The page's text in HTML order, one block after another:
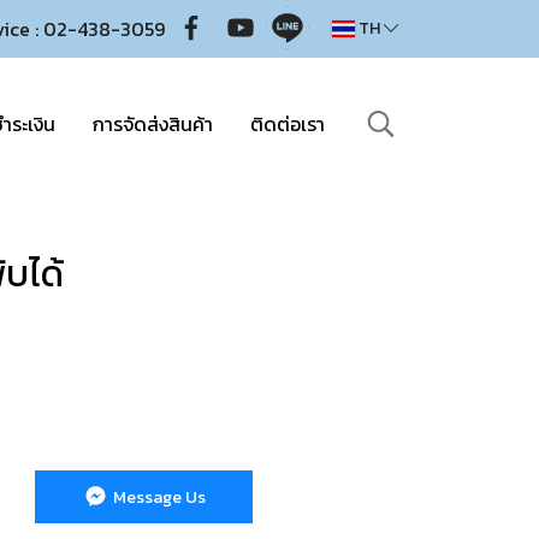
: 02-438-3059 TH
ระเงิน การจัดส่งสินค้า ติดต่อเรา
ได้
Message Us